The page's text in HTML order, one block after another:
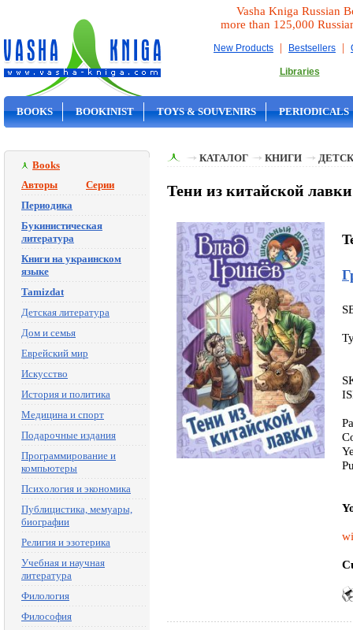
Vasha Kniga Russian
more than 125,000
New Products | Bestsellers |
Libraries
BOOKS BOOKINIST TOYS & SOUVENIRS PERIODICALS
Books
Авторы
Серии
Периодика
Букинистическая
литература
Книги на украинском
языке
Tamizdat
Детская литература
Дом и семья
Еврейский мир
Искусство
История и политика
Медицина и спорт
Подарочные издания
Программирование и
компьютеры
Психология и экономика
Публицистика, мемуары,
биографии
Религия и эзотерика
Учебная и научная
литература
Филология
Философия
КАТАЛОГ КНИГИ
Тени из китайской